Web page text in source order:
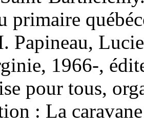
primaire
Papineau,
1966-,
pour tous,
: La